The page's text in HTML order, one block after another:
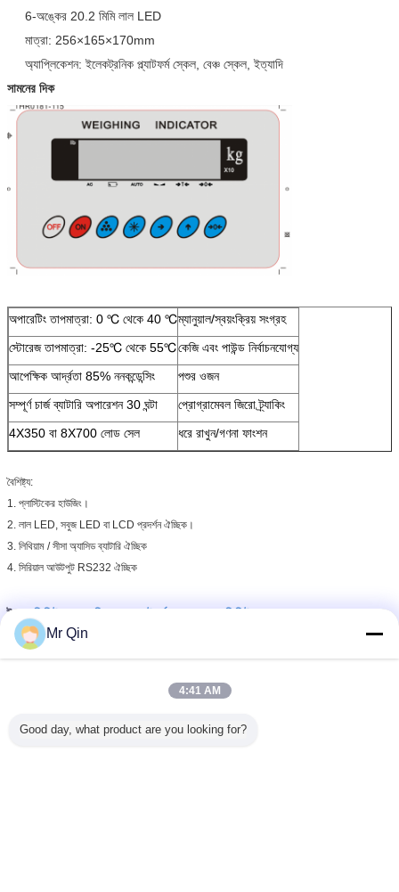
6-অঙ্কের 20.2 মিমি লাল LED
মাত্রা: 256×165×170mm
অ্যাপ্লিকেশন: ইলেকট্রনিক প্ল্যাটফর্ম স্কেল, বেঞ্চ স্কেল, ইত্যাদি
সামনের দিক
অপারেটিং তাপমাত্রা: 0 ℃ থেকে 40 ℃ম্যানুয়াল/স্বয়ংক্রিয় সংগ্রহ
স্টোরেজ তাপমাত্রা: -25℃ থেকে 55℃কেজি এবং পাউন্ড নির্বাচনযোগ্য
আপেক্ষিক আর্দ্রতা 85% ননকন্ডেন্সিং
পশুর ওজন
সম্পূর্ণ চার্জ ব্যাটারি অপারেশন 30 ঘন্টা
প্রোগ্রামেবল জিরো ট্র্যাকিং
4X350 বা 8X700 লোড সেল
ধরে রাখুন/গণনা ফাংশন
বৈশিষ্ট্য:
1. প্লাস্টিকের হাউজিং।
2. লাল LED, সবুজ LED বা LCD প্রদর্শন ঐচ্ছিক।
3. লিথিয়াম / সীসা অ্যাসিড ব্যাটারি ঐচ্ছিক
4. সিরিয়াল আউটপুট RS232 ঐচ্ছিক
ট্যাগ:ডিজিটাল লোড নিয়ামক,প্ল্যাটফর্ম স্কেল সূচক,ডিজিটাল স্কেল সূচক
সেল কন্ট্রোলার
Mr Qin
4:41 AM
Good day, what product are you looking for?